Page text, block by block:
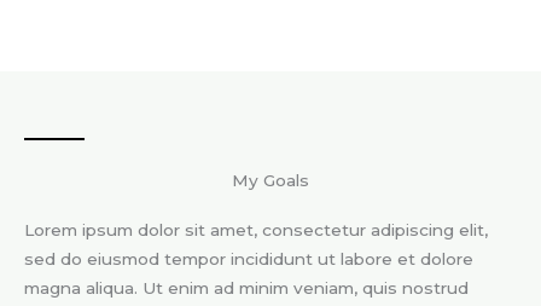
My Goals
Lorem ipsum dolor sit amet, consectetur adipiscing elit,
sed do eiusmod tempor incididunt ut labore et dolore
magna aliqua. Ut enim ad minim veniam, quis nostrud